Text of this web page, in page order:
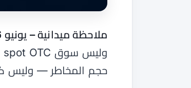
ملاحظة ميدانية – يونيو 2026:
حجم المخاطر — وليس